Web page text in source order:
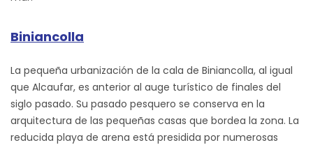
Biniancolla
La pequeña urbanización de la cala de Biniancolla, al igual
que Alcaufar, es anterior al auge turístico de finales del
siglo pasado. Su pasado pesquero se conserva en la
arquitectura de las pequeñas casas que bordea la zona. La
reducida playa de arena está presidida por numerosas